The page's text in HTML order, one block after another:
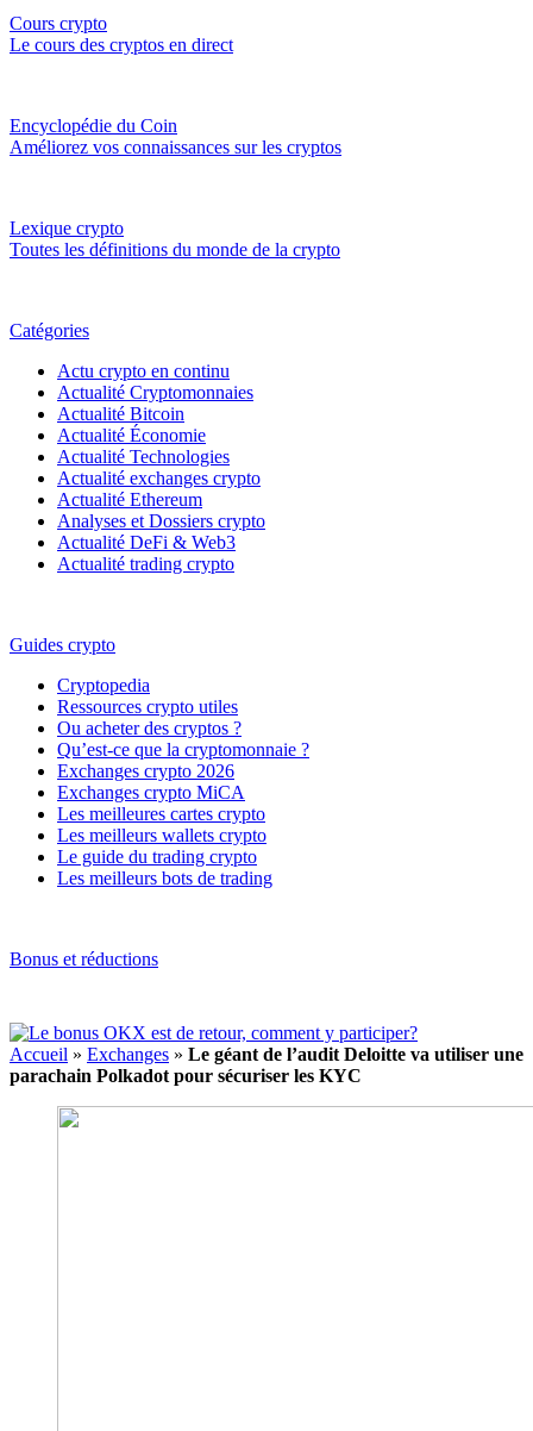
Cours crypto
Le cours des cryptos en direct
Encyclopédie du Coin
Améliorez vos connaissances sur les cryptos
Lexique crypto
Toutes les définitions du monde de la crypto
Catégories
Actu crypto en continu
Actualité Cryptomonnaies
Actualité Bitcoin
Actualité Économie
Actualité Technologies
Actualité exchanges crypto
Actualité Ethereum
Analyses et Dossiers crypto
Actualité DeFi & Web3
Actualité trading crypto
Guides crypto
Cryptopedia
Ressources crypto utiles
Ou acheter des cryptos ?
Qu’est-ce que la cryptomonnaie ?
Exchanges crypto 2026
Exchanges crypto MiCA
Les meilleures cartes crypto
Les meilleurs wallets crypto
Le guide du trading crypto
Les meilleurs bots de trading
Bonus et réductions
Accueil » Exchanges » Le géant de l’audit Deloitte va utiliser une
parachain Polkadot pour sécuriser les KYC